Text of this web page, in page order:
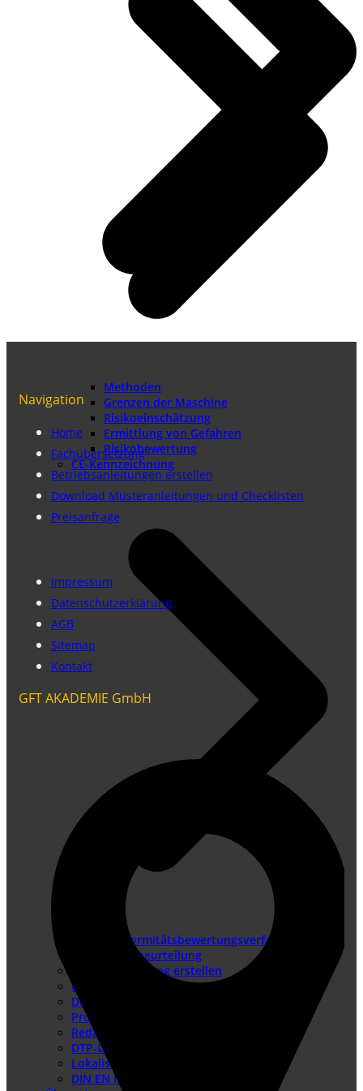
Methoden
Grenzen der Maschine
Risikoeinschätzung
Ermittlung von Gefahren
Risikobewertung
CE-Kennzeichnung
Konformitätsbewertungsverfahren
Risikobeurteilung
Betriebsanleitung erstellen
Doku-Check
Dokumentationsüberarbeitung
Produkthaftung USA
Redaktionssysteme
DTP-Dienste
Lokalisierung
DIN EN IEC/IEEE 82079-1
Navigation
Home
Fachübersetzung
Betriebsanleitungen erstellen
Download Musteranleitungen und Checklisten
Preisanfrage
Impressum
Datenschutzerklärung
AGB
Sitemap
Kontakt
GFT AKADEMIE GmbH